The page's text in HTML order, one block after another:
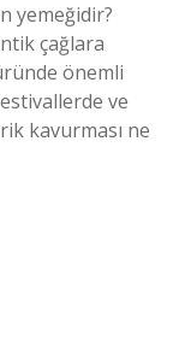
yemeğidir?
çağlara
önemli
ve
kavurması ne